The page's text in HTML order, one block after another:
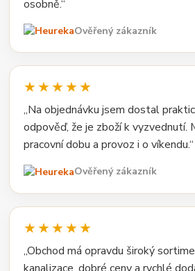
osobně.“
Ověřený zákazník
★★★★★
„Na objednávku jsem dostal
odpověď, že je zboží k vyzvednutí.
pracovní dobu a provoz i o víkendu.“
Ověřený zákazník
★★★★★
„Obchod má opravdu široký
kanalizace, dobré ceny a rychlé